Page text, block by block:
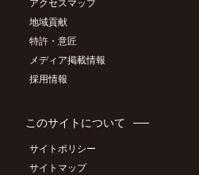
アクセスマップ
地域貢献
特許・意匠
メディア掲載情報
採用情報
このサイトについて
サイトポリシー
サイトマップ